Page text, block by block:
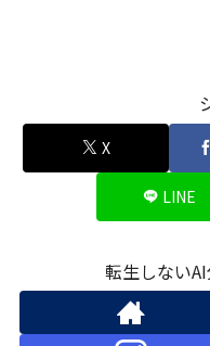
X
LINE
転生しない